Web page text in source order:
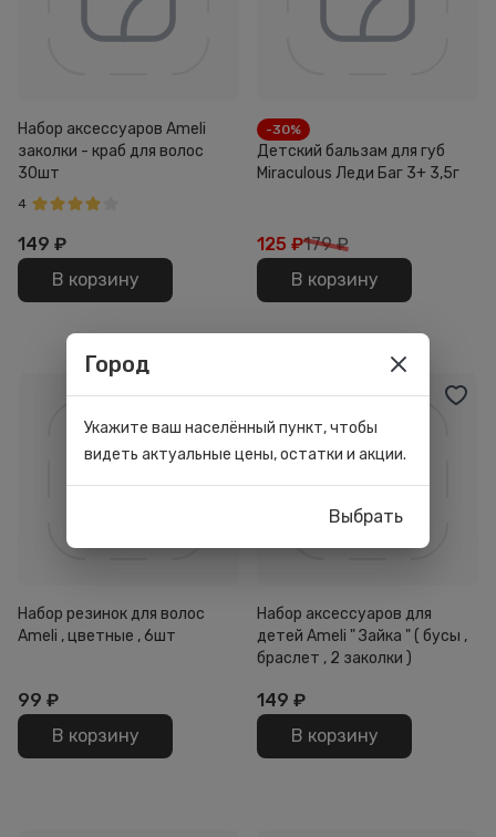
Набор аксессуаров Ameli
заколки - краб для волос
30шт
4
149 ₽
В корзину
-30%
Детский бальзам для губ
Miraculous Леди Баг 3+ 3,5г
125 ₽179 ₽
В корзину
Набор резинок для волос
Ameli , цветные , 6шт
99 ₽
В корзину
Набор аксессуаров для
детей Ameli " Зайка " ( бусы ,
браслет , 2 заколки )
149 ₽
В корзину
Город
Укажите ваш населённый пункт, чтобы
видеть актуальные цены, остатки и акции.
Выбрать